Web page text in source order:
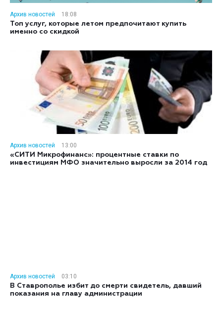
Архив новостей
18:08
Топ услуг, которые летом предпочитают купить
именно со скидкой
Архив новостей
13:00
«СИТИ Микрофинанс»: процентные ставки по
инвестициям МФО значительно выросли за 2014 год
Архив новостей
03:10
В Ставрополье избит до смерти свидетель, давший
показания на главу администрации